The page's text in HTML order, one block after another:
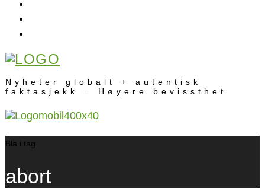
Nyheter globalt + autentisk
faktasjekk = Høyere bevissthet
Bla i tag
abort